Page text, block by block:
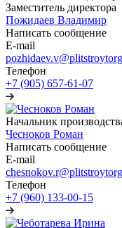
Заместитель директора
Пожидаев Владимир
Написать сообщение
E-mail
Телефон
+7 (905) 657-61-07
Начальник
Чесноков Роман
Написать сообщение
E-mail
Телефон
+7 (960) 133-00-15